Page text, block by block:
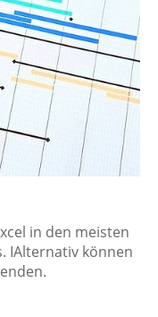
in den meisten
IAlternativ können